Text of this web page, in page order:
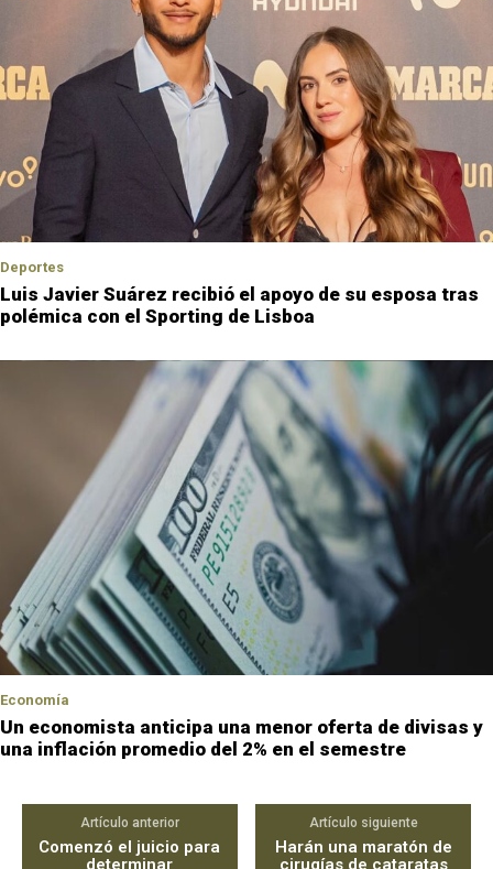
Deportes
Luis Javier Suárez recibió el apoyo de su esposa tras
polémica con el Sporting de Lisboa
Economía
Un economista anticipa una menor oferta de divisas y
una inflación promedio del 2% en el semestre
Artículo anterior
Comenzó el juicio para
determinar
Artículo siguiente
Harán una maratón de
cirugías de cataratas